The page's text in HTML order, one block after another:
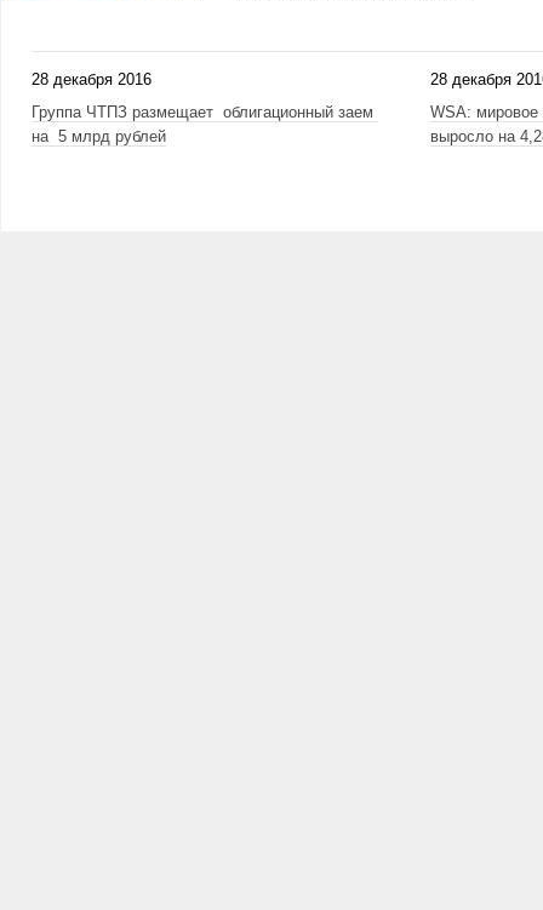
28 декабря 2016
Группа ЧТПЗ размещает облигационный заем
на 5 млрд рублей
28 декабря
WSA: мировое
выросло на